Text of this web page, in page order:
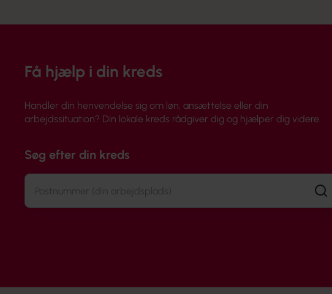
Få hjælp i din kreds
Handler din henvendelse sig om løn, ansættelse eller din
arbejdssituation? Din lokale kreds rådgiver dig og hjælper dig videre.
Søg efter din kreds
Søg